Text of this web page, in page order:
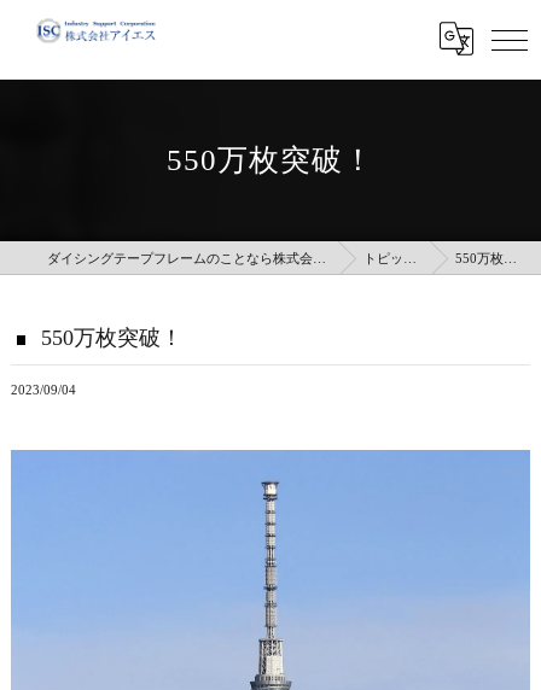
550万枚突破！
ダイシングテープフレームのことなら株式会社アイエス トピックス 550万枚突破！
550万枚突破！
2023/09/04